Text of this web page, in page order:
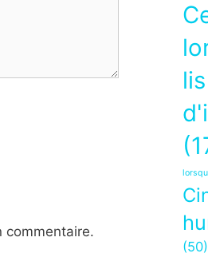
commentaire.
(50)